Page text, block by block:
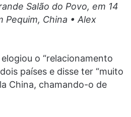
Salão do Povo, em 14
Pequim, China • Alex
o “relacionamento
países e disse ter “muito
China, chamando-o de